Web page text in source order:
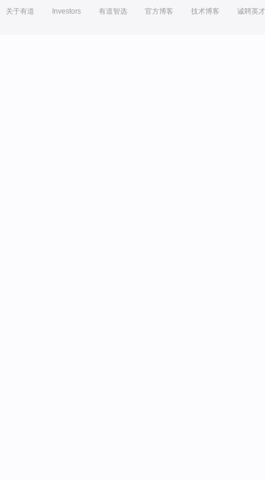
关于有道 Investors 有道智选 官方博客 技术博客 诚聘英才